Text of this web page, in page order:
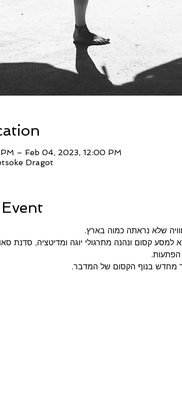
– Feb 04, 2023, 12:00 PM
Dragot
שלא נראתה כמוה בארץ.
קסום ונהנה מתרגולי יוגה ומדיטציה, סדנת
הפתעות.
מחדש בנוף הקסום של המדבר.